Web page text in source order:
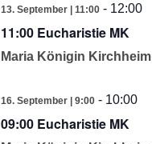
13. September | 11:00 - 12:00
11:00 Eucharistie MK
Maria Königin Kirchheim
16. September | 9:00 - 10:00
09:00 Eucharistie MK